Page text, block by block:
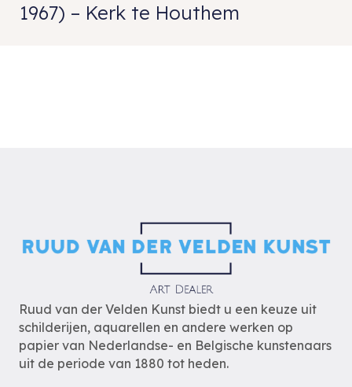
1967) – Kerk te Houthem
Ruud van der Velden Kunst biedt u een keuze uit
schilderijen, aquarellen en andere werken op
papier van Nederlandse- en Belgische kunstenaars
uit de periode van 1880 tot heden.